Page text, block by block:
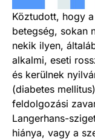
Köztudott, hogy
betegség, sokan
nekik ilyen,
alkalmi, eseti
és kerülnek
(diabetes
feldolgozási
Langerhans-
hiánya, vagy a